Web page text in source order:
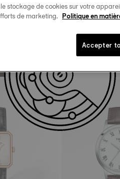
Tissot Le Locle
39.3 mm •
Gravable
stockage de cookies sur votre
de marketing. Politique en
Accepter